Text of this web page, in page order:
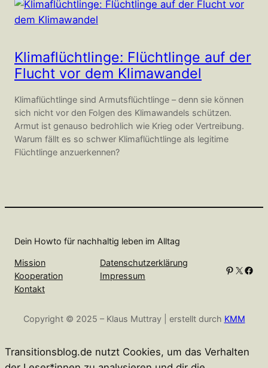
Klimaflüchtlinge: Flüchtlinge auf der
Flucht vor dem Klimawandel
Klimaflüchtlinge sind Armutsflüchtlinge – denn sie können
sich nicht vor den Folgen des Klimawandels schützen.
Armut ist genauso bedrohlich wie Krieg oder Vertreibung.
Warum fällt es so schwer Klimaflüchtlinge als legitime
Flüchtlinge anzuerkennen?
Dein Howto für nachhaltig leben im Alltag
Mission
Kooperation
Kontakt
Datenschutzerklärung
Impressum
Pinterest X Facebook
Copyright © 2025 – Klaus Muttray | erstellt durch KMM
Transitionsblog.de nutzt Cookies, um das Verhalten